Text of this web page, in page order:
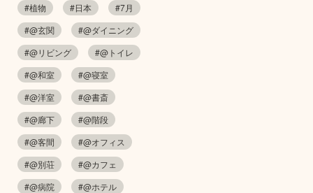
#植物
#日本
#7月
#@玄関
#@ダイニング
#@リビング
#@トイレ
#@和室
#@寝室
#@洋室
#@書斎
#@廊下
#@階段
#@客間
#@オフィス
#@別荘
#@カフェ
#@病院
#@ホテル